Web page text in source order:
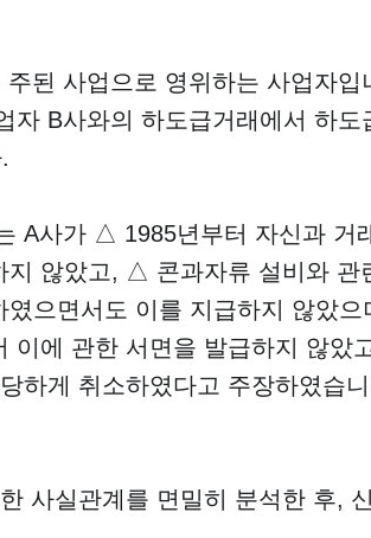
된 사업으로 영위하는 사업자입
자 B사와의 하도급거래에서 하
A사가 △ 1985년부터 자신과 거
지 않았고, △ 콘과자류 설비와 관
였으면서도 이를 지급하지 않았
이에 관한 서면을 발급하지 않
하게 취소하였다고 주장하였습
사실관계를 면밀히 분석한 후,